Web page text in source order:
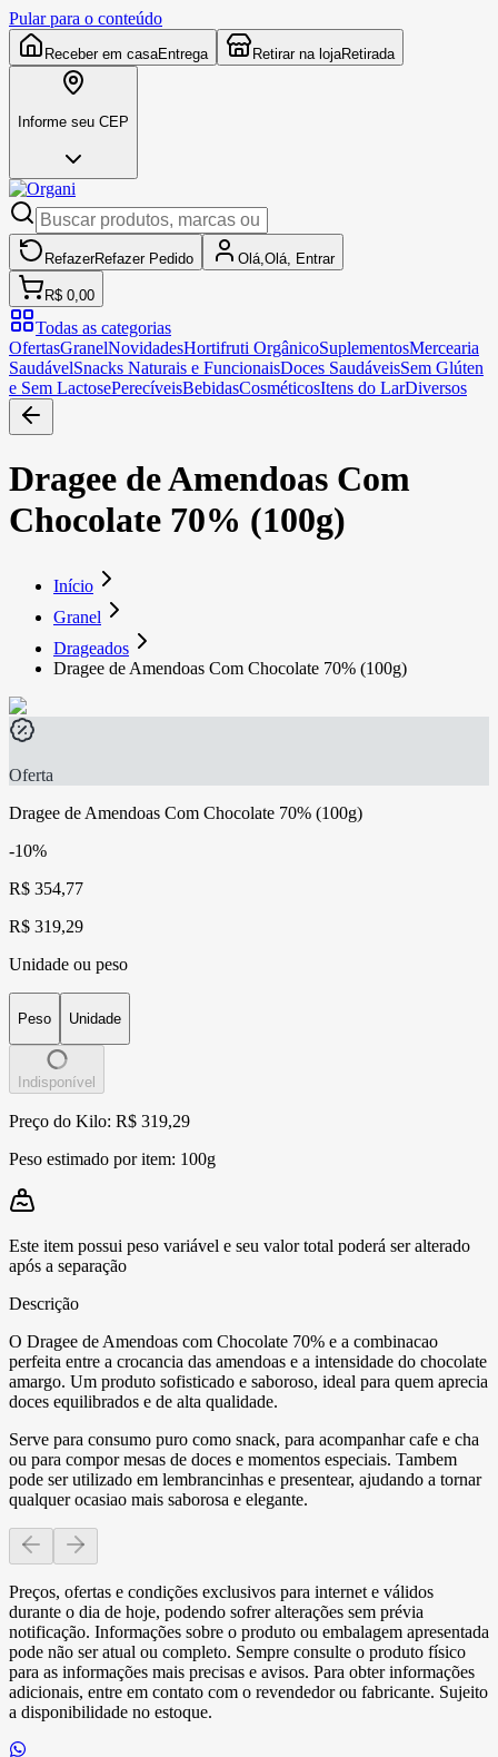
Pular para o conteúdo
Receber em casaEntrega Retirar na lojaRetirada
Informe seu CEP
RefazerRefazer Pedido Olá, Olá, Entrar
R$ 0,00
Todas as categorias
OfertasGranelNovidadesHortifruti OrgânicoSuplementosMercearia
SaudávelSnacks Naturais e FuncionaisDoces SaudáveisSem Glúten
e Sem LactosePerecíveisBebidasCosméticosItens do LarDiversos
Dragee de Amendoas Com
Chocolate 70% (100g)
Início
Granel
Drageados
Dragee de Amendoas Com Chocolate 70% (100g)
Oferta
Dragee de Amendoas Com Chocolate 70% (100g)
-10%
R$ 354,77
R$ 319,29
Unidade ou peso
Peso Unidade
Indisponível
Preço do Kilo: R$ 319,29
Peso estimado por item: 100g
Este item possui peso variável e seu valor total poderá ser alterado
após a separação
Descrição
O Dragee de Amendoas com Chocolate 70% e a combinacao
perfeita entre a crocancia das amendoas e a intensidade do chocolate
amargo. Um produto sofisticado e saboroso, ideal para quem aprecia
doces equilibrados e de alta qualidade.
Serve para consumo puro como snack, para acompanhar cafe e cha
ou para compor mesas de doces e momentos especiais. Tambem
pode ser utilizado em lembrancinhas e presentear, ajudando a tornar
qualquer ocasiao mais saborosa e elegante.
Preços, ofertas e condições exclusivos para internet e válidos
durante o dia de hoje, podendo sofrer alterações sem prévia
notificação. Informações sobre o produto ou embalagem apresentada
pode não ser atual ou completo. Sempre consulte o produto físico
para as informações mais precisas e avisos. Para obter informações
adicionais, entre em contato com o revendedor ou fabricante. Sujeito
a disponibilidade no estoque.